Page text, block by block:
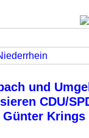
und
CDU/
Krings